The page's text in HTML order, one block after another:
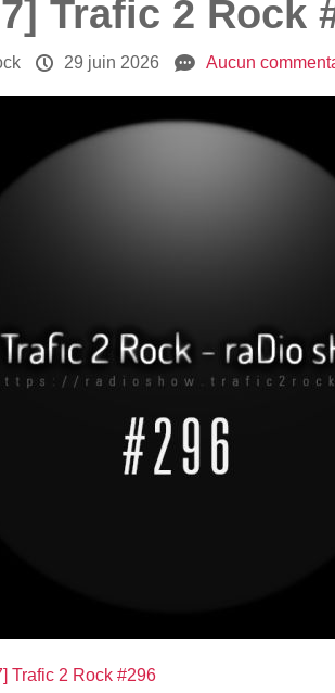
Trafic 2 Rock
P 29 juin 2026 e Aucun
Trafic 2 Rock #296